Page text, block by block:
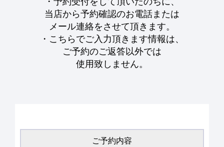
当店から予約確認のお電話または
メール連絡をさせて頂きます。
・こちらでご入力頂きます情報は、
ご予約のご返答以外では
使用致しません。
ご予約内容